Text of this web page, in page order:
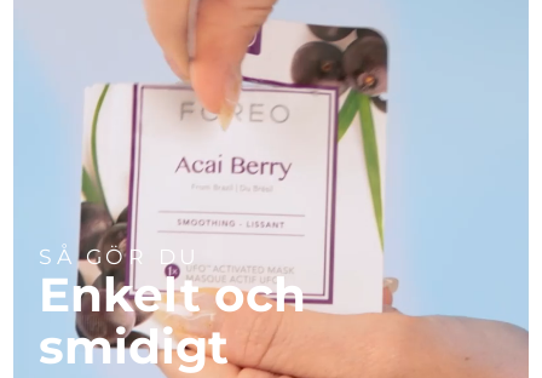
SÅ GÖR DU
Enkelt och
smidigt